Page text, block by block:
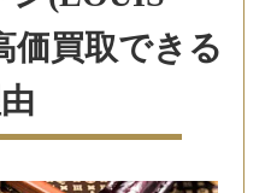
価買取できる